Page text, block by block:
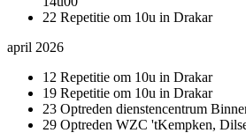
22 Repetitie om 10u in Drakar
april 2026
12 Repetitie om 10u in Drakar
19 Repetitie om 10u in Drakar
23 Optreden dienstencentrum
29 Optreden WZC 'tKempken,